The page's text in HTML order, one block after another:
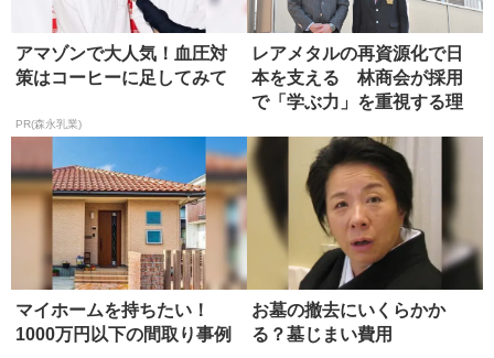
アマゾンで大人気！血圧対
策はコーヒーに足してみて
PR(森永乳業)
レアメタルの再資源化で日
本を支える 林商会が採用
で「学ぶ力」を重視する理
マイホームを持ちたい！
1000万円以下の間取り事例
お墓の撤去にいくらかか
る？墓じまい費用